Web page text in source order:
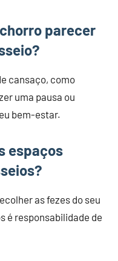
parecer
cansaço, como
uma pausa ou
bem-estar.
espaços
as fezes do seu
é responsabilidade de